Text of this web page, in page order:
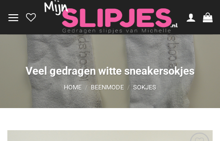
naar
Veel gedragen witte sneakersokjes
HOME / BEENMODE / SOKJES